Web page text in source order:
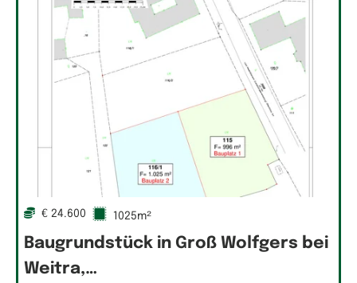
€ 24.600 1025m²
Baugrundstück in Groß Wolfgers bei
Weitra,…